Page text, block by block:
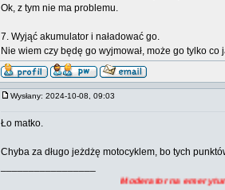
Ok, z tym nie ma problemu.
7. Wyjąć akumulator i naładować go.
Nie wiem czy będę go wyjmował, może go tylko co
Wysłany: 2024-10-08, 09:03
Ło matko.
Chyba za długo jeżdżę motocyklem, bo tych
Moderator na emeryturze.